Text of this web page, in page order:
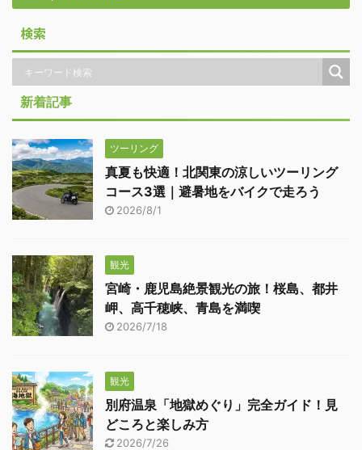
検索
新着記事
ツーリング
真夏も快適！北関東の涼しいツーリング
コース3選｜避暑地をバイクで走ろう
2026/8/1
観光
宮崎・鹿児島絶景観光の旅！桜島、都井
岬、高千穂峡、青島を満喫
2026/7/18
観光
別府温泉「地獄めぐり」完全ガイド！見
どころと楽しみ方
2026/7/26